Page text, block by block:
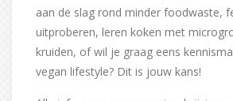
aan de slag rond minder foodwaste,
uitproberen, leren koken met
kruiden, of wil je graag eens
vegan lifestyle? Dit is jouw kans!